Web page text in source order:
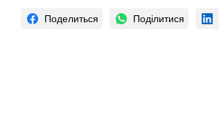
Поделиться Поділитися